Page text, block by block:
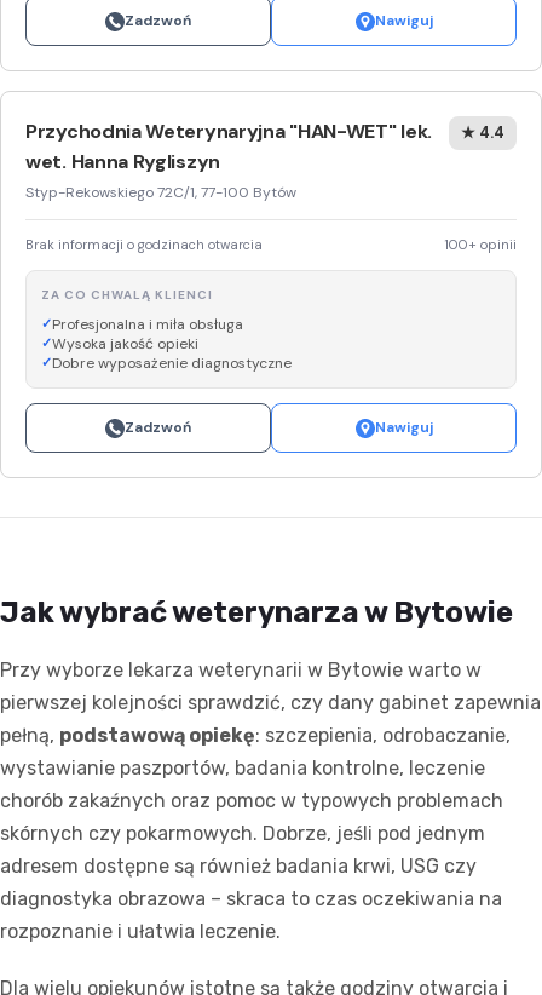
Zadzwoń Nawiguj
Przychodnia Weterynaryjna "HAN-WET" lek.
wet. Hanna Rygliszyn
Styp-Rekowskiego 72C/1, 77-100 Bytów
★ 4.4
Brak informacji o godzinach otwarcia 100+ opinii
ZA CO CHWALĄ KLIENCI
Profesjonalna i miła obsługa
Wysoka jakość opieki
Dobre wyposażenie diagnostyczne
Zadzwoń Nawiguj
Jak wybrać weterynarza w Bytowie
Przy wyborze lekarza weterynarii w Bytowie warto w
pierwszej kolejności sprawdzić, czy dany gabinet zapewnia
pełną, podstawową opiekę: szczepienia, odrobaczanie,
wystawianie paszportów, badania kontrolne, leczenie
chorób zakaźnych oraz pomoc w typowych problemach
skórnych czy pokarmowych. Dobrze, jeśli pod jednym
adresem dostępne są również badania krwi, USG czy
diagnostyka obrazowa – skraca to czas oczekiwania na
rozpoznanie i ułatwia leczenie.
Dla wielu opiekunów istotne są także godziny otwarcia i